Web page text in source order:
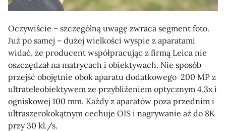
Oczywiście – szczególną uwagę zwraca segment foto.
Już po samej – dużej wielkości wyspie z aparatami
widać, że producent współpracując z firmą Leica nie
oszczędzał na matrycach i obiektywach. Nie sposób
przejść obojętnie obok aparatu dodatkowego 200 MP z
ultrateleobiektywem ze przybliżeniem optycznym 4,3x i
ogniskowej 100 mm. Każdy z aparatów poza przednim i
ultraszerokokątnym cechuje OIS i nagrywanie aż do 8K
przy 30 kl./s.